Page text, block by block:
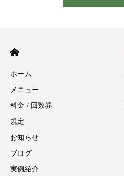
ホーム
メニュー
料金 / 回数券
規定
お知らせ
ブログ
実例紹介